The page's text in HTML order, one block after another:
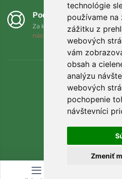
technológie
používame na
zážitku z
webových
vám
obsah a
analýzu
webových
pochopenie
návštevníci
Zmeniť
Podporujeme Trees.org
Za každú objednávku
nás